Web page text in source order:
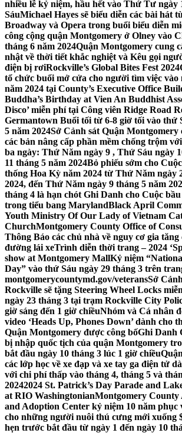
nhiều lễ kỷ niệm, hầu hết vào Thứ Tư ngày
SáuMichael Hayes sẽ biểu diễn các bài hát
Broadway và Opera trong buổi biểu diễn
công cộng quận Montgomery ở Olney vào
tháng 6 năm 2024Quận Montgomery cung
nhật về thời tiết khắc nghiệt và Kêu gọi
điện bị rơiRockville’s Global Bites Fest 2024
tổ chức buổi mở cửa cho người tìm việc vào
năm 2024 tại County’s Executive Office
Buddha’s Birthday at Vien An Buddhist
Disco’ miễn phí tại Công viên Ridge Road
Germantown Buổi tối từ 6-8 giờ tối vào thứ
5 năm 2024Sở Cảnh sát Quận Montgomery
các bản nâng cấp phần mềm chống trộm
ba ngày: Thứ Năm ngày 9 , Thứ Sáu ngày
11 tháng 5 năm 2024Bỏ phiếu sớm cho
thống Hoa Kỳ năm 2024 từ Thứ Năm ngày
2024, đến Thứ Năm ngày 9 tháng 5 năm
tháng 4 là hạn chót Ghi Danh cho Cuộc
trong tiểu bang MarylandBlack April
Youth Ministry Of Our Lady of Vietnam
ChurchMontgomery County Office of
Thông Báo các chủ nhà về nguy cơ gia
đường lái xeTrình diễn thời trang – 2024
show at Montgomery MallKỷ niệm
Day” vào thứ Sáu ngày 29 tháng 3 trên
montgomerycountymd.gov/veteransSở
Rockville sẽ tặng Steering Wheel Locks
ngày 23 tháng 3 tại trạm Rockville City
giờ sáng đến 1 giờ chiềuNhóm và Cá nhân
video ‘Heads Up, Phones Down’ dành cho
Quận Montgomery được công bốGhi Danh
bị nhập quốc tịch của quận Montgomery
bắt đầu ngày 10 tháng 3 lúc 1 giờ chiều
các lớp học về xe đạp và xe tay ga điện tử
với chi phí thấp vào tháng 4, tháng 5 và
20242024 St. Patrick’s Day Parade and
at RIO WashingtonianMontgomery County
and Adoption Center kỷ niệm 10 năm phục
cho những người nuôi thú cưng mới xuống
hẹn trước bắt đầu từ ngày 1 đến ngày 10